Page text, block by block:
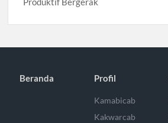
Beranda Profil
Kamabicab
Kakwarcab